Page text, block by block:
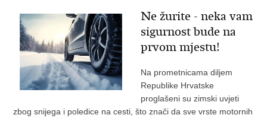
Ne žurite - neka vam
sigurnost bude na
prvom mjestu!
Na prometnicama diljem
Republike Hrvatske
proglašeni su zimski uvjeti
zbog snijega i poledice na cesti, što znači da sve vrste motornih